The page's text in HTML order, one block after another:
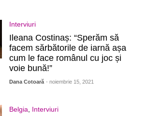
Interviuri
Ileana Costinaș: “Sperăm să
facem sărbătorile de iarnă așa
cum le face românul cu joc și
voie bună!”
Dana Cotoară - noiembrie 15, 2021
Belgia Interviuri